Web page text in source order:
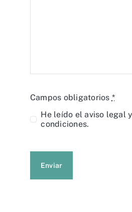
Campos obligatorios *
He leído elaviso legal
condiciones.
Enviar